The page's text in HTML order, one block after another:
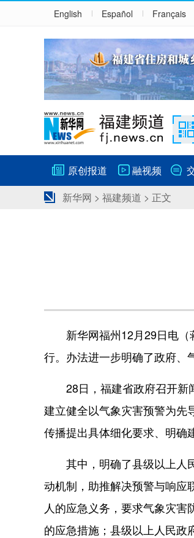
English Español Français
原创报道 融视频
新华网 > 福建频道 > 正文
新华网福州12月29日电（
行。办法进一步明确了政府、
28日，福建省政府召开新
建立健全以气象灾害预警为先
传播提出具体细化要求、明确
其中，明确了县级以上人民
动机制，助推解决预警与响应
人的应急义务，要求气象灾
的应急措施；县级以上人民政